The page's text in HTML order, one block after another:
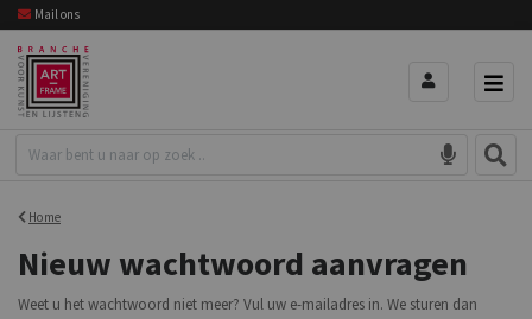
Mail ons
Home
Nieuw wachtwoord aanvragen
Weet u het wachtwoord niet meer? Vul uw e-mailadres in. We sturen dan